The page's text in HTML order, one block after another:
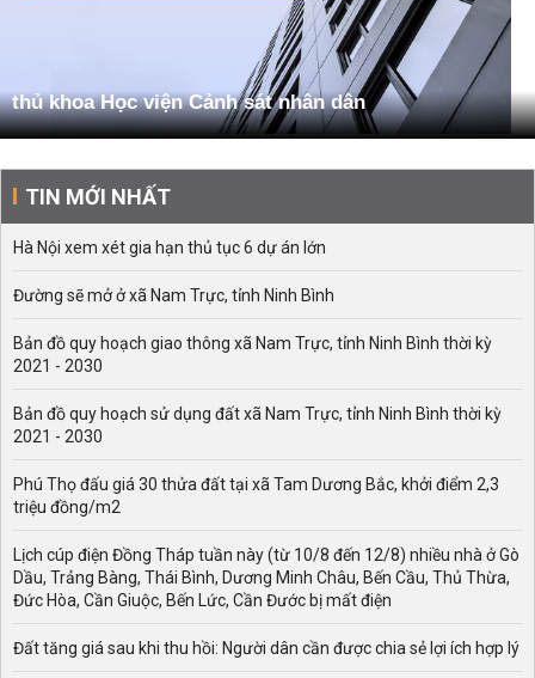
thủ khoa Học viện Cảnh sát nhân dân
TIN MỚI NHẤT
Hà Nội xem xét gia hạn thủ tục 6 dự án lớn
Đường sẽ mở ở xã Nam Trực, tỉnh Ninh Bình
Bản đồ quy hoạch giao thông xã Nam Trực, tỉnh Ninh Bình thời kỳ
2021 - 2030
Bản đồ quy hoạch sử dụng đất xã Nam Trực, tỉnh Ninh Bình thời kỳ
2021 - 2030
Phú Thọ đấu giá 30 thửa đất tại xã Tam Dương Bắc, khởi điểm 2,3
triệu đồng/m2
Lịch cúp điện Đồng Tháp tuần này (từ 10/8 đến 12/8) nhiều nhà ở Gò
Dầu, Trảng Bàng, Thái Bình, Dương Minh Châu, Bến Cầu, Thủ Thừa,
Đức Hòa, Cần Giuộc, Bến Lức, Cần Đước bị mất điện
Đất tăng giá sau khi thu hồi: Người dân cần được chia sẻ lợi ích hợp lý